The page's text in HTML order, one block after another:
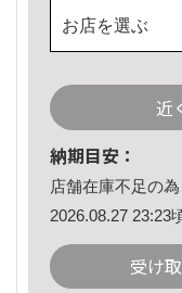
お店を選ぶ
近
納期目安：
店舗在庫不足の
2026.08.27 23:23
受け